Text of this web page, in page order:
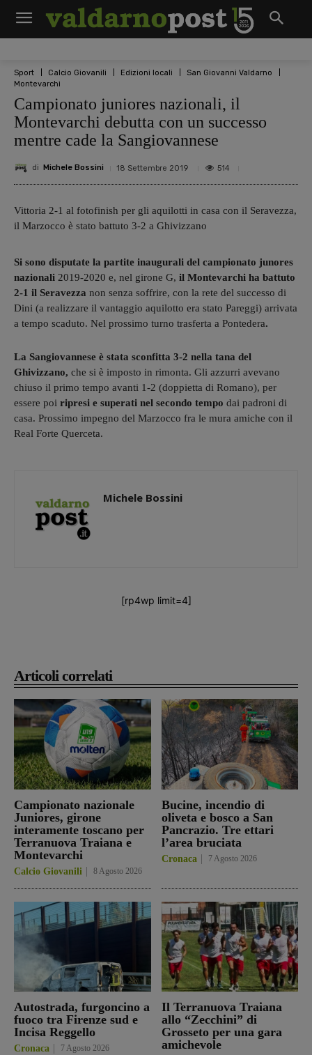
Sport Calcio Giovanili Edizioni locali
San Giovanni Valdarno
Montevarchi
Campionato juniores nazionali, il
Montevarchi debutta con un successo
mentre cade la Sangiovannese
di Michele Bossini 18 Settembre 2019 514
Articoli correlati
Campionato nazionale
Juniores, girone
interamente toscano per
Terranuova Traiana e
Montevarchi
Calcio Giovanili 8 Agosto 2026
Bucine, incendio di
oliveta e bosco a San
Pancrazio. Tre ettari
l’area bruciata
Cronaca 7 Agosto 2026
Autostrada, furgoncino a
fuoco tra Firenze sud e
Incisa Reggello
Cronaca 7 Agosto 2026
Il Terranuova Traiana
allo “Zecchini” di
Grosseto per una gara
amichevole
Vittoria 2-1 al fotofinish per gli aquilotti in casa con il Seravezza,
il Marzocco è stato battuto 3-2 a Ghivizzano
Si sono disputate la partite inaugurali del campionato junores
nazionali 2019-2020 e, nel girone G, il Montevarchi ha battuto
2-1 il Seravezza non senza soffrire, con la rete del successo di
Dini (a realizzare il vantaggio aquilotto era stato Pareggi) arrivata
a tempo scaduto. Nel prossimo turno trasferta a Pontedera.
La Sangiovannese è stata sconfitta 3-2 nella tana del
Ghivizzano, che si è imposto in rimonta. Gli azzurri avevano
chiuso il primo tempo avanti 1-2 (doppietta di Romano), per
essere poi ripresi e superati nel secondo tempo dai padroni di
casa. Prossimo impegno del Marzocco fra le mura amiche con il
Real Forte Querceta.
Michele Bossini
[rp4wp limit=4]